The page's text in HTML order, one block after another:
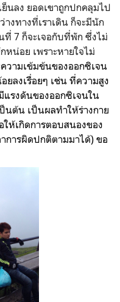
นลง ยอดเขาถูกปกคลุมไป
งทางที่เราเดิน ก็จะมีนัก
7 ก็จะเจอกับที่พัก ซึ่งไม่
หน่อย เพราะหายใจไม่
วามเข้มข้นของออกซิเจน
ยลงเรื่อยๆ เช่น ที่ความสูง
แรงดันของออกซิเจนใน
นต้น เป็นผลทำให้ร่างกาย
ห้เกิดการตอบสนองของ
การผิดปกติตามมาได้) ขอ